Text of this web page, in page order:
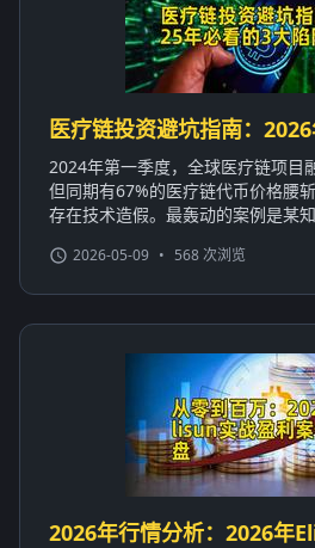
医疗链投资避坑指南：
2024年第一季度，全球医疗链项目
但同期有67%的医疗链代币价格腰
存在技术造假。最轰动的案例是某
2026-05-09 • 568 次浏览
2026年行情分析：2026年